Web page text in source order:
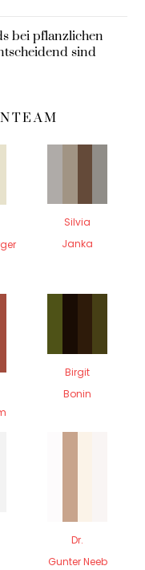
bei pflanzlichen
sind
Silvia
Janka
Birgit
Bonin
Dr.
Gunter Neeb